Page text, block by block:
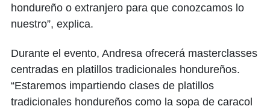
hondureño o extranjero para que conozcamos lo
nuestro”, explica.
Durante el evento, Andresa ofrecerá masterclasses
centradas en platillos tradicionales hondureños.
“Estaremos impartiendo clases de platillos
tradicionales hondureños como la sopa de caracol